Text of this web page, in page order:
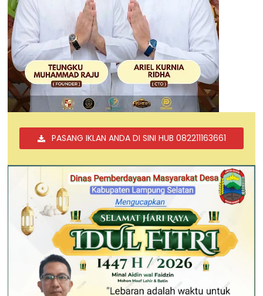
PASANG IKLAN ANDA DI SINI HUB 082211163661